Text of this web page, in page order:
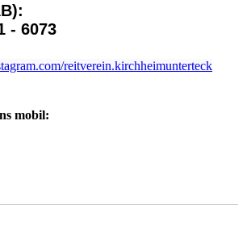
- 6073
reitverein.kirchheimunterteck
mobil: